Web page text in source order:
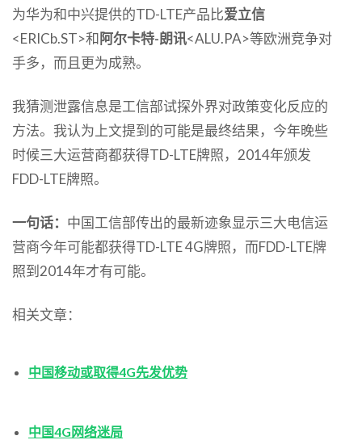
为华为和中兴提供的TD-LTE产品比爱立信
<ERICb.ST>和阿尔卡特-朗讯<ALU.PA>等欧洲竞争对
手多，而且更为成熟。
我猜测泄露信息是工信部试探外界对政策变化反应的
方法。我认为上文提到的可能是最终结果，今年晚些
时候三大运营商都获得TD-LTE牌照，2014年颁发
FDD-LTE牌照。
一句话： 中国工信部传出的最新迹象显示三大电信运
营商今年可能都获得TD-LTE 4G牌照，而FDD-LTE牌
照到2014年才有可能。
相关文章：
中国移动或取得4G先发优势
中国4G网络迷局